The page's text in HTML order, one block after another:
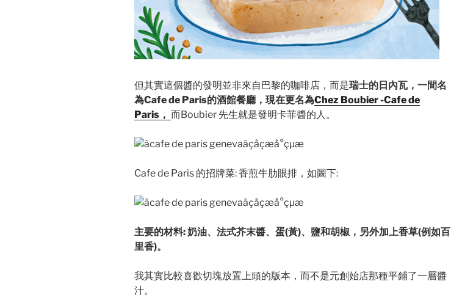
但其實這個醬的發明並非來自巴黎的咖啡店，而是瑞士的日內瓦，一間名
為Cafe de Paris的酒館餐廳，現在更名為Chez Boubier -Cafe de
Paris， 而Boubier 先生就是發明卡菲醬的人。
Cafe de Paris 的招牌菜: 香煎牛肋眼排，如圖下:
主要的材料: 奶油、法式芥末醬、蛋(黃)、鹽和胡椒，另外加上香草(例如百
里香)。
我其實比較喜歡切塊放置上頭的版本，而不是元創始店那種平鋪了一層醬
汁。